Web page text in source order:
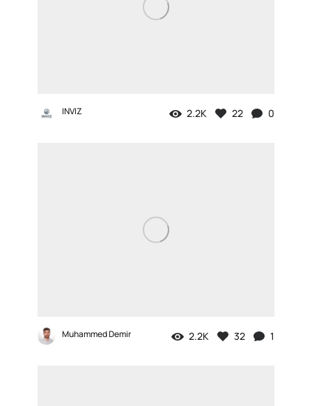
INVIZ 2.2K 22 0
Muhammed Demir 2.2K 32 1